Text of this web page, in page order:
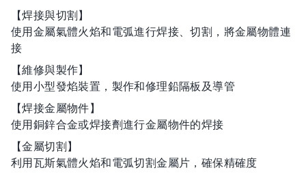
【焊接與切割】
使用金屬氣體火焰和電弧進行焊接、切割，將金屬物體連
接
【維修與製作】
使用小型發焰裝置，製作和修理鉛隔板及導管
【焊接金屬物件】
使用銅鋅合金或焊接劑進行金屬物件的焊接
【金屬切割】
利用瓦斯氣體火焰和電弧切割金屬片，確保精確度